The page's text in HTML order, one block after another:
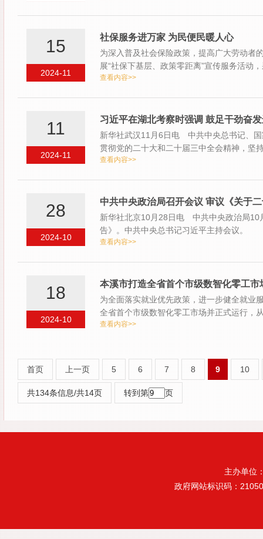
2024-11
15 社保服务进万家 为民便民暖人心
为深入普及社会保险政策，提高广大劳动者
展“社保下基层、政策零距离”宣传服务活动
形…
查看内容>>
2024-11
11 习近平在湖北考察时强调 鼓足干劲奋
新华社武汉11月6日电 中共中央总书记、
贯彻党的二十大和二十届三中全会精神，坚
充…
查看内容>>
2024-10
28 中共中央政治局召开会议 审议《关于
新华社北京10月28日电 中共中央政治局10
告》。中共中央总书记习近平主持会议。
查看内容>>
2024-10
18 本溪市打造全省首个市级数智化零工市
为全面落实就业优先政策，进一步健全就业
全省首个市级数智化零工市场并正式运行，
劳…
查看内容>>
首页 上一页 5 6 7 8 9 10
共134条信息/共14页 转到第 页
主办单位
政府网站标识码：